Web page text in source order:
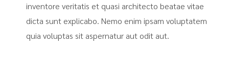
inventore veritatis et quasi architecto beatae vitae
dicta sunt explicabo. Nemo enim ipsam voluptatem
quia voluptas sit aspernatur aut odit aut.